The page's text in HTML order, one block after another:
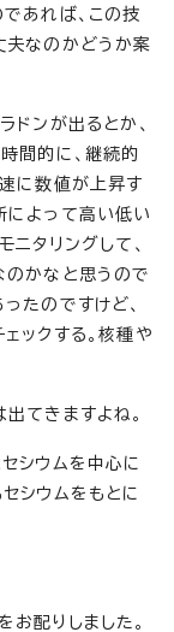
あれば、この技
夫なのかどうか案
ドンが出るとか、
間的に、継続的
に数値が上昇す
によって高い低い
タリングして、
のかなと思うので
たのですけど、
ックする。核種や
てきますよね。
シウムを中心に
シウムをもとに
配りしました。